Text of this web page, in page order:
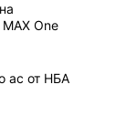
One
ас от НБА